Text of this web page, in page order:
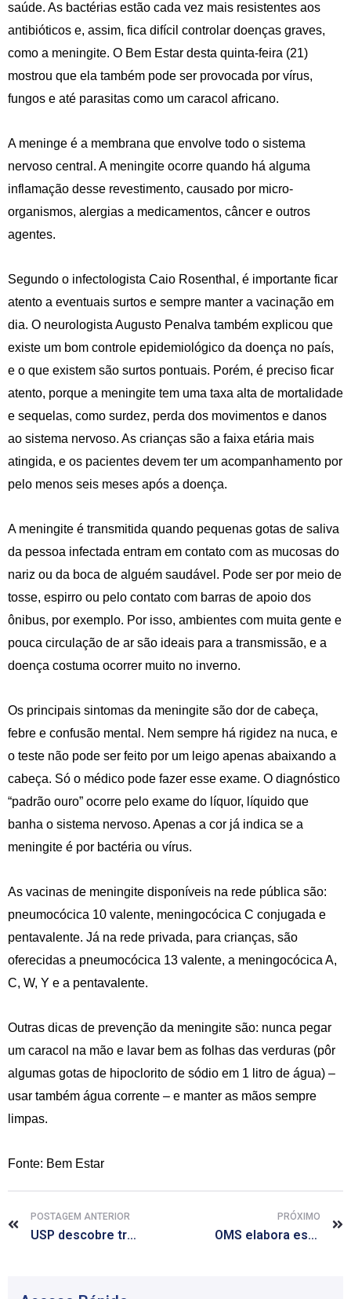
saúde. As bactérias estão cada vez mais resistentes aos
antibióticos e, assim, fica difícil controlar doenças graves,
como a meningite. O Bem Estar desta quinta-feira (21)
mostrou que ela também pode ser provocada por vírus,
fungos e até parasitas como um caracol africano.
A meninge é a membrana que envolve todo o sistema
nervoso central. A meningite ocorre quando há alguma
inflamação desse revestimento, causado por micro-
organismos, alergias a medicamentos, câncer e outros
agentes.
Segundo o infectologista Caio Rosenthal, é importante ficar
atento a eventuais surtos e sempre manter a vacinação em
dia. O neurologista Augusto Penalva também explicou que
existe um bom controle epidemiológico da doença no país,
e o que existem são surtos pontuais. Porém, é preciso ficar
atento, porque a meningite tem uma taxa alta de mortalidade
e sequelas, como surdez, perda dos movimentos e danos
ao sistema nervoso. As crianças são a faixa etária mais
atingida, e os pacientes devem ter um acompanhamento por
pelo menos seis meses após a doença.
A meningite é transmitida quando pequenas gotas de saliva
da pessoa infectada entram em contato com as mucosas do
nariz ou da boca de alguém saudável. Pode ser por meio de
tosse, espirro ou pelo contato com barras de apoio dos
ônibus, por exemplo. Por isso, ambientes com muita gente e
pouca circulação de ar são ideais para a transmissão, e a
doença costuma ocorrer muito no inverno.
Os principais sintomas da meningite são dor de cabeça,
febre e confusão mental. Nem sempre há rigidez na nuca, e
o teste não pode ser feito por um leigo apenas abaixando a
cabeça. Só o médico pode fazer esse exame. O diagnóstico
“padrão ouro” ocorre pelo exame do líquor, líquido que
banha o sistema nervoso. Apenas a cor já indica se a
meningite é por bactéria ou vírus.
As vacinas de meningite disponíveis na rede pública são:
pneumocócica 10 valente, meningocócica C conjugada e
pentavalente. Já na rede privada, para crianças, são
oferecidas a pneumocócica 13 valente, a meningocócica A,
C, W, Y e a pentavalente.
Outras dicas de prevenção da meningite são: nunca pegar
um caracol na mão e lavar bem as folhas das verduras (pôr
algumas gotas de hipoclorito de sódio em 1 litro de água) –
usar também água corrente – e manter as mãos sempre
limpas.
Fonte: Bem Estar
POSTAGEM ANTERIOR
USP descobre tratamento mais eficaz para doença de Chagas
PRÓXIMO
OMS elabora estratégia contra o ebola para os próximos 6 a 9 meses